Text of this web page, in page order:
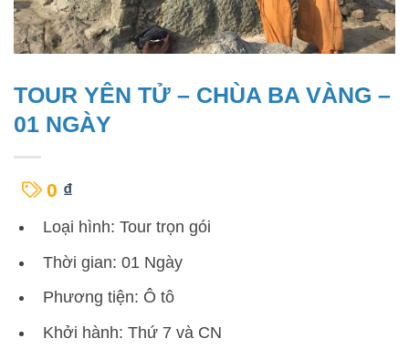
TOUR YÊN TỬ – CHÙA BA VÀNG –
01 NGÀY
0 ₫
Loại hình: Tour trọn gói
Thời gian: 01 Ngày
Phương tiện: Ô tô
Khởi hành: Thứ 7 và CN